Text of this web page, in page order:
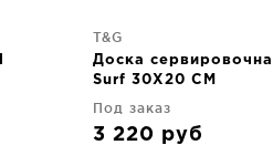
T&G
Доска
Surf 30X20 CM
Под заказ
3 220 руб